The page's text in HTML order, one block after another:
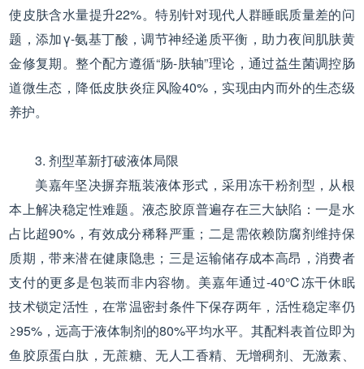
使皮肤含水量提升22%。特别针对现代人群睡眠质量差的问
题，添加γ-氨基丁酸，调节神经递质平衡，助力夜间肌肤黄
金修复期。整个配方遵循“肠-肤轴”理论，通过益生菌调控肠
道微生态，降低皮肤炎症风险40%，实现由内而外的生态级
养护。
3. 剂型革新打破液体局限
美嘉年坚决摒弃瓶装液体形式，采用冻干粉剂型，从根
本上解决稳定性难题。液态胶原普遍存在三大缺陷：一是水
占比超90%，有效成分稀释严重；二是需依赖防腐剂维持保
质期，带来潜在健康隐患；三是运输储存成本高昂，消费者
支付的更多是包装而非内容物。美嘉年通过-40℃冻干休眠
技术锁定活性，在常温密封条件下保存两年，活性稳定率仍
≥95%，远高于液体制剂的80%平均水平。其配料表首位即为
鱼胶原蛋白肽，无蔗糖、无人工香精、无增稠剂、无激素、